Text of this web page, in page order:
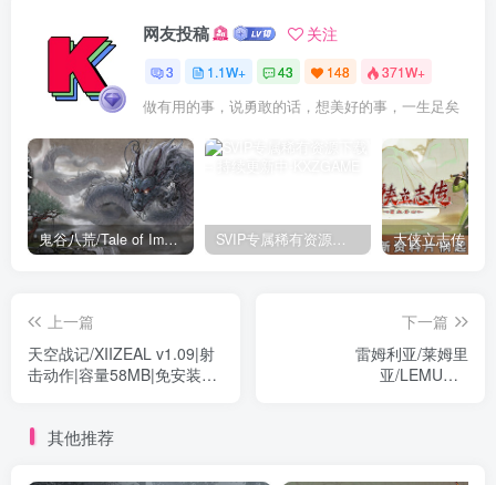
网友投稿 关注
3 1.1W+ 43 148 371W+
做有用的事，说勇敢的话，想美好的事，一生足矣
鬼谷八荒/Tale of Immortal v1.2.105.259|角色扮演|容量27.4GB|免安装绿色中文版
上一篇
天空战记/XIIZEAL v1.09|射
击动作|容量58MB|免安装绿
下一篇
雷姆利亚/莱姆里
亚/LEMURIA
其他推荐